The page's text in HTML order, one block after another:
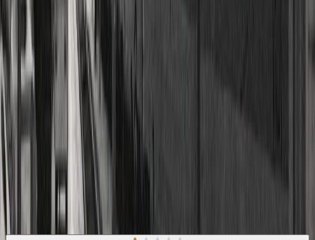
μυθιστόρημα του τζόγου, μια ανεπανάληπτη περιπλάνηση στις
φαντασμαγορικές αίθουσες των καζίνων, ένα συναρπαστικό
ντοκιμαντέρ «γυρισμένο» στο χαρτί. Με πρώτη ύλη τα βιώματα και
τις μνήμες του από τους ναούς του ρίσκου, ο Αντώνης Σουρούνης
φιλοτέχνησε ένα αξεπέραστο μυθοπλαστικό σύμπαν, όπου με
πρόσχημα τον τζόγο αναζήτησε την ουσία της ίδιας της ζωής.
Σύγχρονη Λογοτεχνία
Η γνώμη των ακροατών
★ 4.2 /5 Βαθμολογία βιβλίου
Αξιολογήσεις